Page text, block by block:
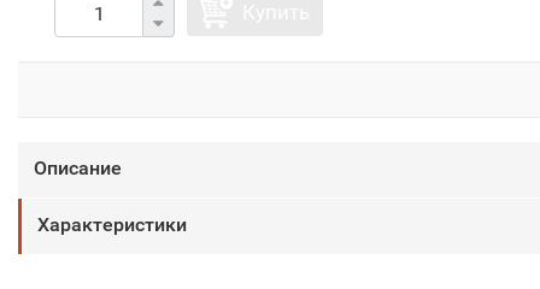
Описание
Характеристики